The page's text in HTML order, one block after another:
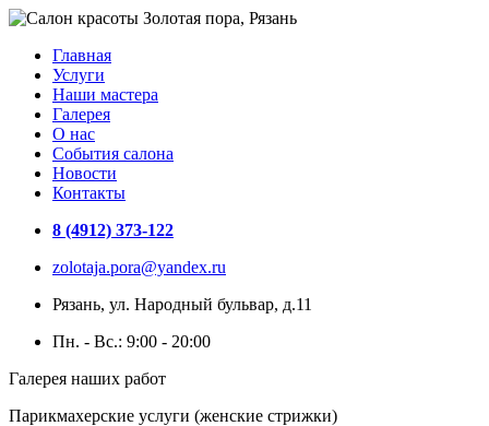
Главная
Услуги
Наши мастера
Галерея
О нас
События салона
Новости
Контакты
8 (4912) 373-122
zolotaja.pora@yandex.ru
Рязань, ул. Народный бульвар, д.11
Пн. - Вс.: 9:00 - 20:00
Галерея наших работ
Парикмахерские услуги (женские стрижки)